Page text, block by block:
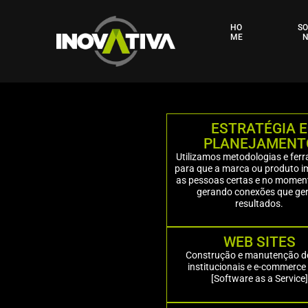
HO
ME
ESTRATÉGIA E
Utilizamos metodologias e
para que a marca ou produto
as pessoas certas e no
gerando conexões que
resultados.
WEB SITES
Construção e manutenção
institucionais e e-commerce
[Software as a Service]